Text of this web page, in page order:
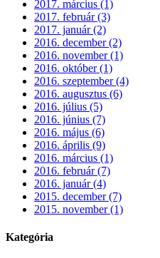
2017. március (1)
2017. február (3)
2017. január (2)
2016. december (2)
2016. november (1)
2016. október (1)
2016. szeptember (4)
2016. augusztus (6)
2016. július (5)
2016. június (7)
2016. május (6)
2016. április (9)
2016. március (1)
2016. február (7)
2016. január (4)
2015. december (7)
2015. november (1)
Kategória